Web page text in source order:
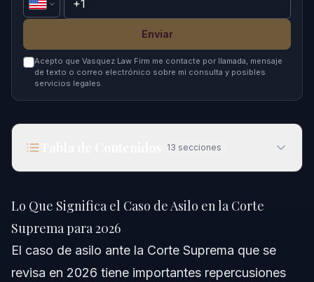
Enviar
Acepto que Vasquez Law Firm me contacte por llamada, mensaje
de texto o correo electrónico sobre mi consulta y posibles
servicios legales.
13 secciones
Suprema para 2026
Respuesta Rápida Sobre el Caso de Asilo en la
Corte Suprema
Antecedentes: De Qué Trata el Caso de la Corte
Suprema
Lo Que Significa el Caso de Asilo en la Corte
Suprema para 2026
El caso de asilo ante la Corte Suprema que se
revisa en 2026 tiene importantes repercusiones